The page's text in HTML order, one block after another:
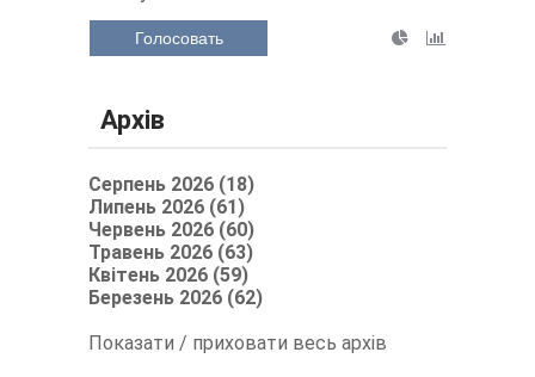
Голосовать
Архів
Серпень 2026 (18)
Липень 2026 (61)
Червень 2026 (60)
Травень 2026 (63)
Квітень 2026 (59)
Березень 2026 (62)
Показати / приховати весь архів